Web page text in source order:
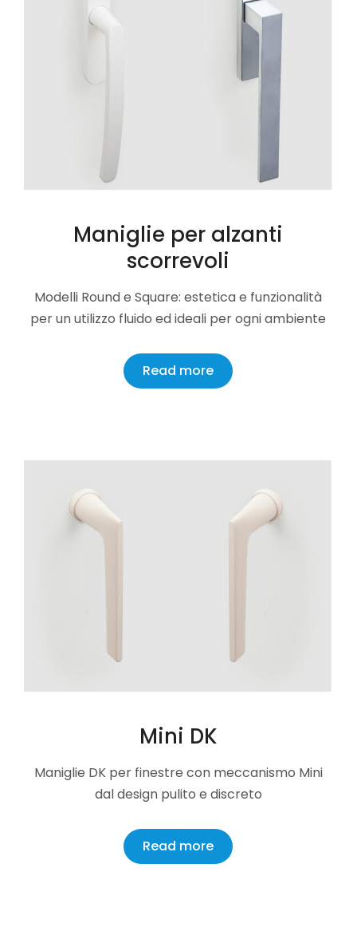
Maniglie per alzanti
scorrevoli
Modelli Round e Square: estetica e funzionalità
per un utilizzo fluido ed ideali per ogni ambiente
Read more
Mini DK
Maniglie DK per finestre con meccanismo Mini
dal design pulito e discreto
Read more